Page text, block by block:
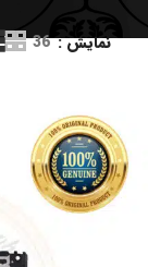
نمایش 36